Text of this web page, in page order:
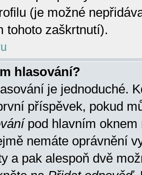
(je možné
tohoto zaškrtnutí).
hlasování?
je jednoduché.
příspěvek, pokud
pod hlavním oknem
nemáte oprávnění
a pak alespoň dvě